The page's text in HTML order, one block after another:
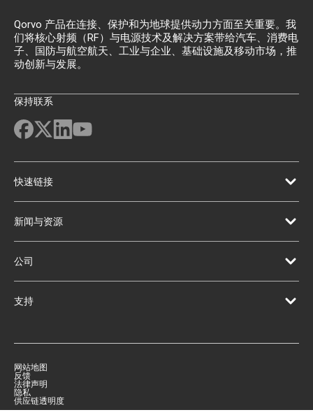
Qorvo 产品在连接、保护和为地球提供动力方面至关重要。我
们将核心射频（RF）与电源技术及解决方案带给汽车、消费电
子、国防与航空航天、工业与企业、基础设施及移动市场，推
动创新与发展。
保持联系
快速链接
新闻与资源
公司
支持
网站地图
反馈
法律声明
隐私
供应链透明度